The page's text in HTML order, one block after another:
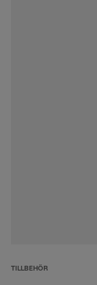
TILLBEHÖR